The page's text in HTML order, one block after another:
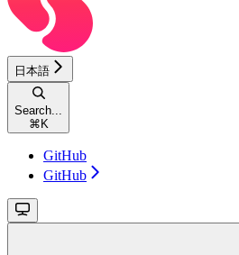
日本語
Search...
⌘ K
GitHub
GitHub